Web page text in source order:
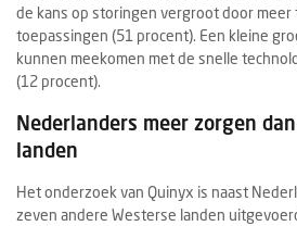
de kans op storingen vergroot door meer
toepassingen (51 procent). Een kleine
kunnen meekomen met de snelle
(12 procent).
Nederlanders meer zorgen
landen
Het onderzoek van Quinyx is naast
zeven andere Westerse landen